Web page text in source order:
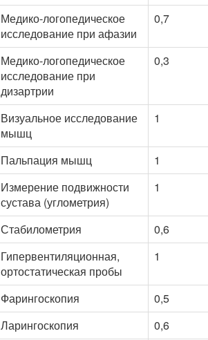
Медико-логопедическое
исследование при афазии
0,7
Медико-логопедическое
исследование при
дизартрии
0,3
Визуальное исследование
мышц
1
Пальпация мышц
1
Измерение подвижности
сустава (углометрия)
1
Стабилометрия
0,6
Гипервентиляционная,
ортостатическая пробы
1
Фарингоскопия
0,5
Ларингоскопия
0,6